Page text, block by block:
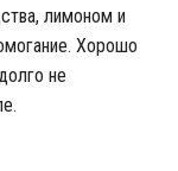
лимоном и
Хорошо
не